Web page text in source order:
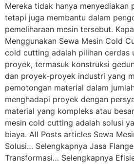
Mereka tidak hanya menyediakan
tetapi juga membantu dalam
pemeliharaan mesin tersebut.
Menggunakan Sewa Mesin Cold
cold cutting adalah pilihan cerdas
proyek, termasuk konstruksi
dan proyek-proyek industri yang
pemotongan material dalam
menghadapi proyek dengan
material yang kompleks atau
mesin cold cutting adalah solusi
biaya. All Posts articles Sewa
Solusi… Selengkapnya Jasa
Transformasi… Selengkapnya